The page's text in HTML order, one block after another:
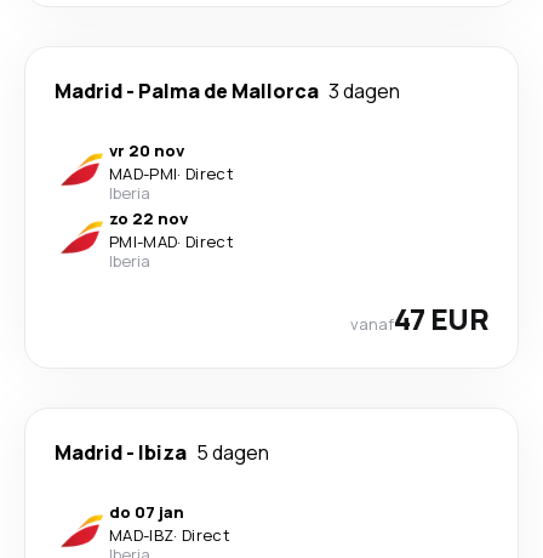
Madrid- Palma de Mallorca 3 dagen
vr 20 nov
MAD-PMI· Direct
Iberia
zo 22 nov
PMI-MAD· Direct
Iberia
vanaf47 EUR
Madrid- Ibiza 5 dagen
do 07 jan
MAD-IBZ· Direct